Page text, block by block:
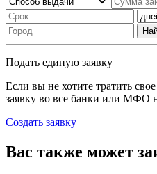
Подать единую заявку
Если вы не хотите тратить
заявку во все банки или МФО
Создать заявку
Вас также может